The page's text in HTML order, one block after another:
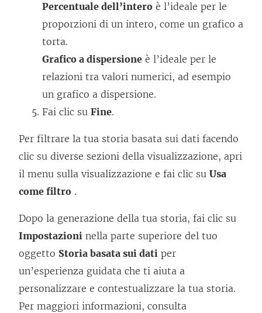
Percentuale dell’intero è l’ideale per le
proporzioni di un intero, come un grafico a
torta.
Grafico a dispersione è l’ideale per le
relazioni tra valori numerici, ad esempio
un grafico a dispersione.
Fai clic su Fine.
Per filtrare la tua storia basata sui dati facendo
clic su diverse sezioni della visualizzazione, apri
il menu sulla visualizzazione e fai clic su Usa
come filtro .
Dopo la generazione della tua storia, fai clic su
Impostazioni nella parte superiore del tuo
oggetto Storia basata sui dati per
un’esperienza guidata che ti aiuta a
personalizzare e contestualizzare la tua storia.
Per maggiori informazioni, consulta